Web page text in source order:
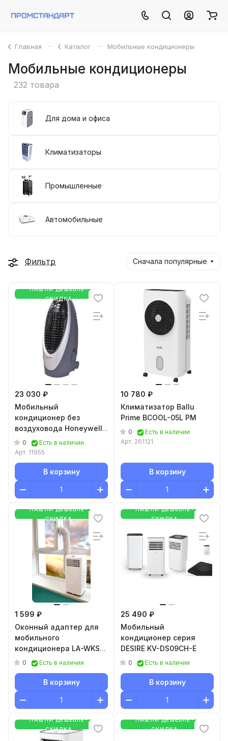
Главная – Каталог – Мобильные кондиционеры
Мобильные кондиционеры
232 товара
Для дома и офиса
Климатизаторы
Промышленные
Автомобильные
Фильтр Сначала популярные
НАШЛИ ДЕШЕВЛЕ-
СКИДКА
23 030 ₽
Мобильный
кондиционер без
воздуховода Honeywell
CS10XE с ионизацией
0
Есть в наличии
Арт. 11955
В корзину
10 780 ₽
Климатизатор Ballu
Prime BCOOL-05L PM
0
Есть в наличии
Арт. 261121
В корзину
НАШЛИ ДЕШЕВЛЕ-
СКИДКА
1 599 ₽
Оконный адаптер для
мобильного
кондиционера LA-WKS-
04M
0 Есть в наличии
В корзину
НАШЛИ ДЕШЕВЛЕ-
СКИДКА
25 490 ₽
Мобильный
кондиционер серия
DESIRE KV-DS09CH-E
0 Есть в наличии
В корзину
НАШЛИ ДЕШЕВЛЕ-
СКИДКА
НАШЛИ ДЕШЕВЛЕ-
СКИДКА